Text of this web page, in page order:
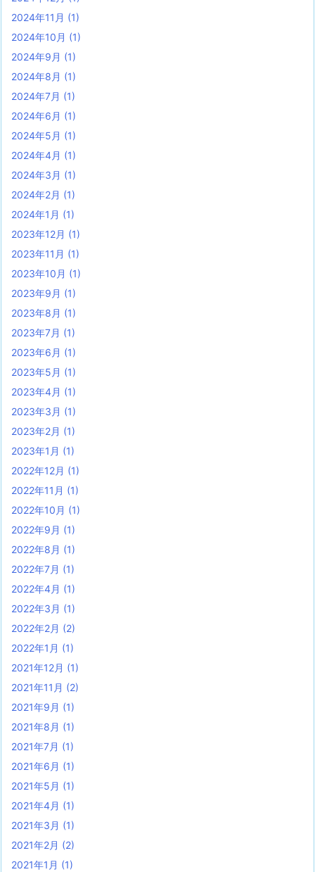
2024年11月 (1)
2024年10月 (1)
2024年9月 (1)
2024年8月 (1)
2024年7月 (1)
2024年6月 (1)
2024年5月 (1)
2024年4月 (1)
2024年3月 (1)
2024年2月 (1)
2024年1月 (1)
2023年12月 (1)
2023年11月 (1)
2023年10月 (1)
2023年9月 (1)
2023年8月 (1)
2023年7月 (1)
2023年6月 (1)
2023年5月 (1)
2023年4月 (1)
2023年3月 (1)
2023年2月 (1)
2023年1月 (1)
2022年12月 (1)
2022年11月 (1)
2022年10月 (1)
2022年9月 (1)
2022年8月 (1)
2022年7月 (1)
2022年4月 (1)
2022年3月 (1)
2022年2月 (2)
2022年1月 (1)
2021年12月 (1)
2021年11月 (2)
2021年9月 (1)
2021年8月 (1)
2021年7月 (1)
2021年6月 (1)
2021年5月 (1)
2021年4月 (1)
2021年3月 (1)
2021年2月 (2)
2021年1月 (1)